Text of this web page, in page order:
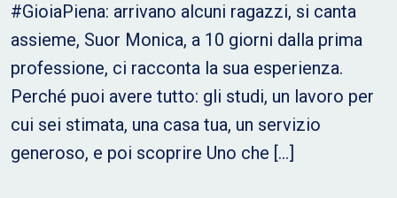
#GioiaPiena: arrivano alcuni ragazzi, si canta
assieme, Suor Monica, a 10 giorni dalla prima
professione, ci racconta la sua esperienza.
Perché puoi avere tutto: gli studi, un lavoro per
cui sei stimata, una casa tua, un servizio
generoso, e poi scoprire Uno che […]